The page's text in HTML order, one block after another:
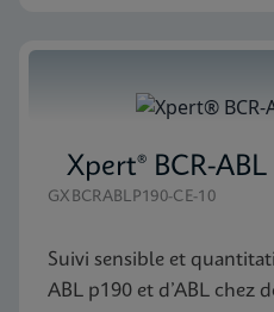
Xpert® BCR-
GXBCRABLP190-CE-10
Suivi sensible et
ABL p190 et d’ABL chez